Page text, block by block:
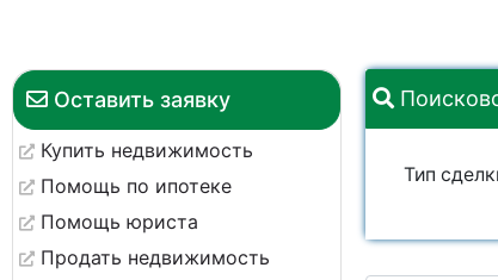
Оставить заявку
Купить недвижимость
Помощь по ипотеке
Помощь юриста
Продать недвижимость
Тип